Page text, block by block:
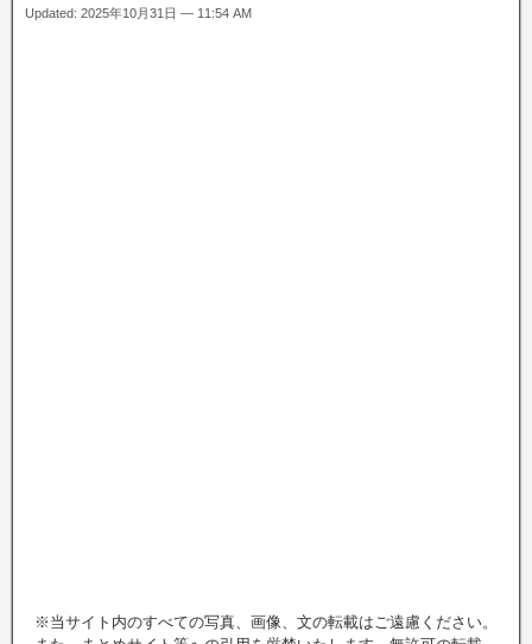
Updated: 2025年10月31日 — 11:54 AM
※当サイト内のすべての写真、画像、文の転載はご遠慮ください。